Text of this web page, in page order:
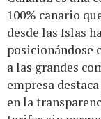
100% canario
desde las Islas
posicionándose
a las grandes
empresa
en la